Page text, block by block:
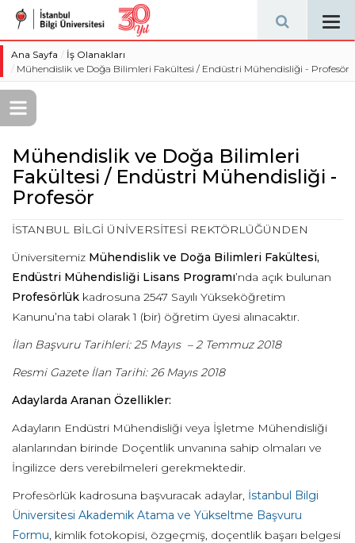
Ana Sayfa
İş Olanakları
Mühendislik ve Doğa Bilimleri Fakültesi / Endüstri Mühendisliği - Profesör
Mühendislik ve Doğa Bilimleri
Fakültesi / Endüstri Mühendisliği -
Profesör
İSTANBUL BİLGİ ÜNİVERSİTESİ REKTÖRLÜĞÜNDEN
Üniversitemiz Mühendislik ve Doğa Bilimleri Fakültesi,
Endüstri Mühendisliği Lisans Programı’nda açık bulunan
Profesörlük kadrosuna 2547 Sayılı Yükseköğretim
Kanunu’na tabi olarak 1 (bir) öğretim üyesi alınacaktır.
İlan Başvuru Tarihleri: 25 Mayıs – 2 Temmuz 2018
Resmi Gazete İlan Tarihi: 26 Mayıs 2018
Adaylarda Aranan Özellikler:
Adayların Endüstri Mühendisliği veya İşletme Mühendisliği
alanlarından birinde Doçentlik unvanına sahip olmaları ve
İngilizce ders verebilmeleri gerekmektedir.
Profesörlük kadrosuna başvuracak adaylar, İstanbul Bilgi
Üniversitesi Akademik Atama ve Yükseltme Başvuru
Formu, kimlik fotokopisi, özgeçmiş, doçentlik başarı belgesi